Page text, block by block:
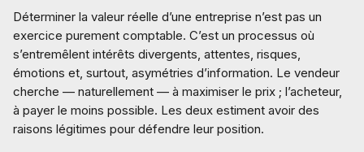
Déterminer la valeur réelle d’une entreprise n’est pas un
exercice purement comptable. C’est un processus où
s’entremêlent intérêts divergents, attentes, risques,
émotions et, surtout, asymétries d’information. Le vendeur
cherche — naturellement — à maximiser le prix ; l’acheteur,
à payer le moins possible. Les deux estiment avoir des
raisons légitimes pour défendre leur position.